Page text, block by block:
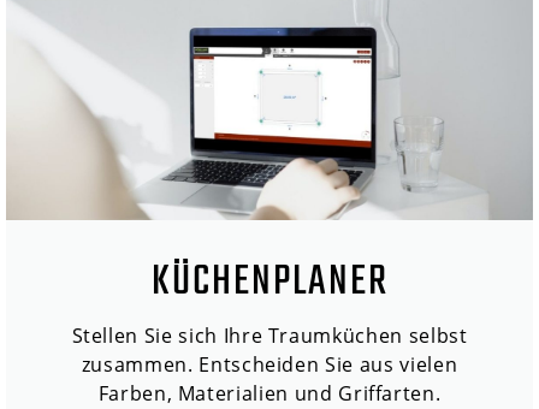
KÜCHENPLANER
Stellen Sie sich Ihre Traumküchen selbst
zusammen. Entscheiden Sie aus vielen
Farben, Materialien und Griffarten.